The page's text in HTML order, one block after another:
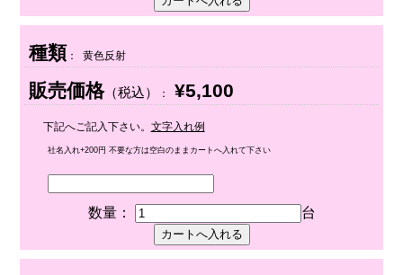
種類 ： 黄色反射
販売価格（税込） ： ¥5,100
下記へご記入下さい。 文字入れ例
社名入れ+200円 不要な方は空白のままカートへ入れて下さい
数量： 台